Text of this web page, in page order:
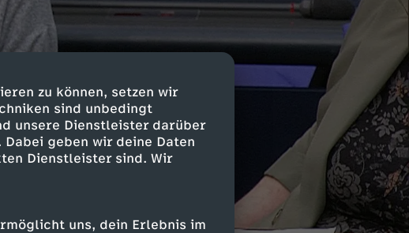
zu können, setzen wir
sind unbedingt
unsere Dienstleister darüber
geben wir deine Daten
Dienstleister sind. Wir
uns, dein Erlebnis im